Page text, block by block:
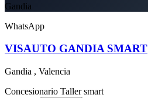
Gandia
WhatsApp
VISAUTO GANDIA SMART
Gandia , Valencia
Concesionario Taller smart